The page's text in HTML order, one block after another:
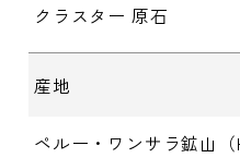
クラスター 原石
産地
ペルー・ワンサラ鉱山